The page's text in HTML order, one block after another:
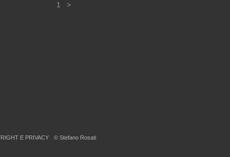
1 >
© Stefano Rosati
E PRIVACY